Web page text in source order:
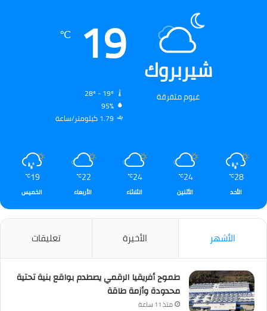
شيربروك
غيوم متفرقة
19
℃
95%
1.79 كيلومتر/ساعة
28
℃
الأحد
24
℃
الأثنين
24
℃
الثلاثاء
22
℃
الأربعاء
19
℃
الخميس
الأشهر الأخيرة تعليقات
طموح أفريقيا الرقمي يصطدم بواقع بنية تحتية
محدودة وأزمة طاقة
منذ 11 ساعة